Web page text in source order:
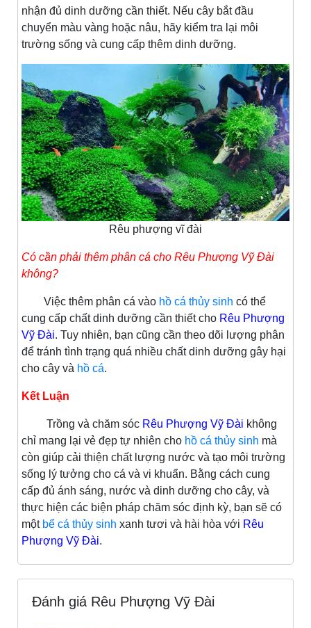
nhận đủ dinh dưỡng cần thiết. Nếu cây bắt đầu
chuyển màu vàng hoặc nâu, hãy kiểm tra lại môi
trường sống và cung cấp thêm dinh dưỡng.
Rêu phượng vĩ đài
Có cần phải thêm phân cá cho Rêu Phượng Vỹ Đài
không?
Việc thêm phân cá vào hồ cá thủy sinh có thể
cung cấp chất dinh dưỡng cần thiết cho Rêu Phượng
Vỹ Đài. Tuy nhiên, bạn cũng cần theo dõi lượng phân
để tránh tình trạng quá nhiều chất dinh dưỡng gây hại
cho cây và hồ cá.
Kết Luận
Trồng và chăm sóc Rêu Phượng Vỹ Đài không
chỉ mang lại vẻ đẹp tự nhiên cho hồ cá thủy sinh mà
còn giúp cải thiện chất lượng nước và tạo môi trường
sống lý tưởng cho cá và vi khuẩn. Bằng cách cung
cấp đủ ánh sáng, nước và dinh dưỡng cho cây, và
thực hiện các biện pháp chăm sóc định kỳ, bạn sẽ có
một bể cá thủy sinh xanh tươi và hài hòa với Rêu
Phượng Vỹ Đài.
Đánh giá Rêu Phượng Vỹ Đài